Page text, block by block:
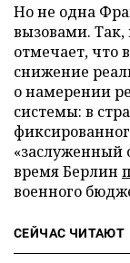
Но не одна
вызовами.
отмечает,
снижение
о намерении
системы: в
«заслуженный
время Берлин
военного
СЕЙЧАС ЧИТАЮТ